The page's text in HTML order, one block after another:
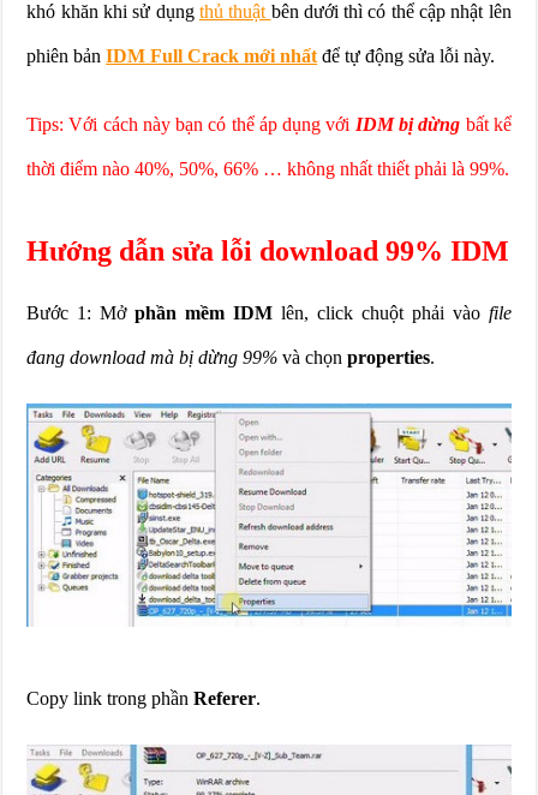
khó khăn khi sử dụng thủ thuật bên dưới thì có thể cập nhật lên
phiên bảnIDM Full Crack mới nhất để tự động sửa lỗi này.
Tips: Với cách này bạn có thể áp dụng với IDM bị dừng bất kể
thời điểm nào 40%, 50%, 66% … không nhất thiết phải là 99%.
Hướng dẫn sửa lỗi download 99% IDM
Bước 1: Mởphần mềm IDM lên, click chuột phải vào file
đang download mà bị dừng 99% và chọnproperties.
Copy link trong phầnReferer.